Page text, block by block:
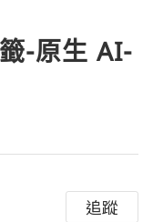
-原生 AI-
追蹤